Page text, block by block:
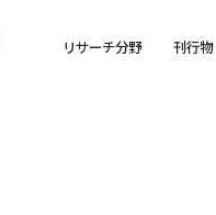
リサーチ分野 刊行物